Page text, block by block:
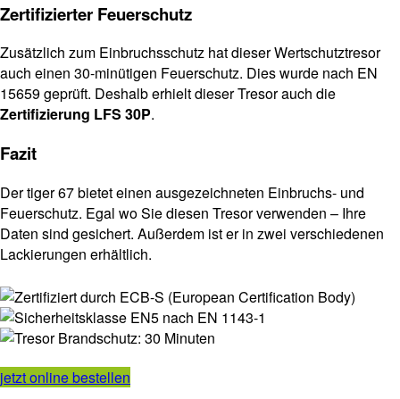
Zertifizierter Feuerschutz
Zusätzlich zum Einbruchsschutz hat dieser Wertschutztresor
auch einen 30-minütigen Feuerschutz. Dies wurde nach EN
15659 geprüft. Deshalb erhielt dieser Tresor auch die
Zertifizierung LFS 30P.
Fazit
Der tiger 67 bietet einen ausgezeichneten Einbruchs- und
Feuerschutz. Egal wo Sie diesen Tresor verwenden – Ihre
Daten sind gesichert. Außerdem ist er in zwei verschiedenen
Lackierungen erhältlich.
jetzt online bestellen